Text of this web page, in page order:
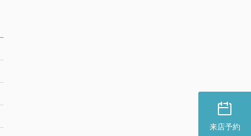
来店予約